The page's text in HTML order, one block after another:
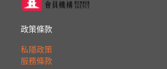
政策條款
私隱政策
服務條款